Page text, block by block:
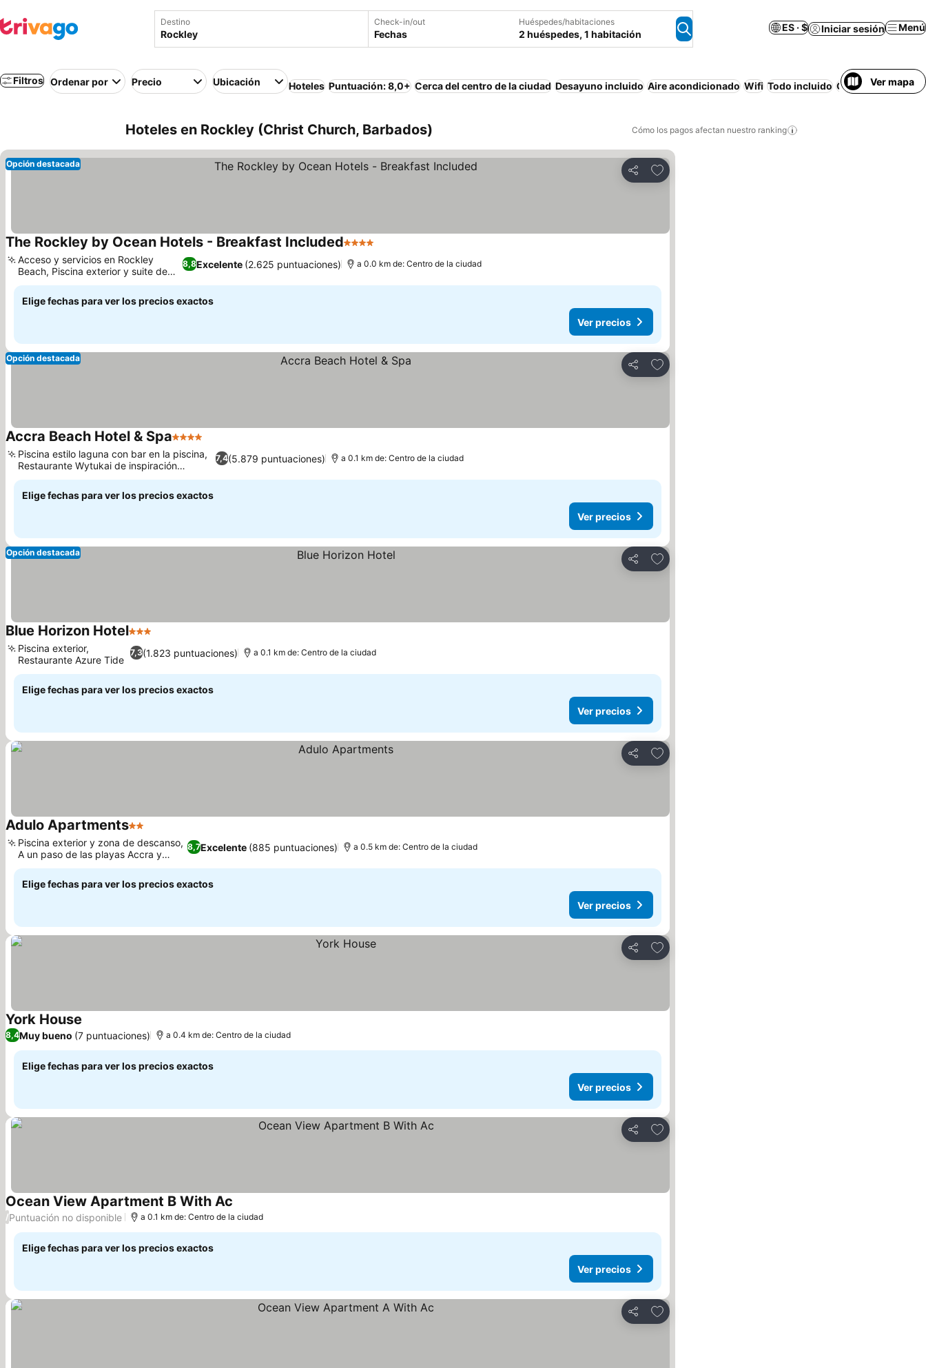
Destino Check-in/out
Fechas
Huéspedes/habitaciones
2 huéspedes, 1 habitación
ES · $ Iniciar sesión Menú
Filtros Ordenar por Precio Ubicación Hoteles Puntuación: 8,0+ Cerca del centro de la ciudad Desayuno incluido Aire acondicionado Wifi Todo incluido Casa oVer mapa
Hoteles en Rockley (Christ Church, Barbados) Cómo los pagos afectan nuestro ranking
Compartir
Agregar a favoritos
Opción destacada
The Rockley by Ocean Hotels - Breakfast Included4 Estrellas
8,8Excelente (2.625 puntuaciones)
Acceso y servicios en Rockley
Beach, Piscina exterior y suite de
hospitalidad
a 0.0 km de: Centro de la ciudad
Elige fechas para ver los precios exactos
Ver precios
Compartir
Agregar a favoritos
Opción destacada
Accra Beach Hotel & Spa4 Estrellas
7,4(5.879 puntuaciones)
Piscina estilo laguna con bar en la piscina,
Restaurante Wytukai de inspiración
polinesia
a 0.1 km de: Centro de la ciudad
Elige fechas para ver los precios exactos
Ver precios
Compartir
Agregar a favoritos
Opción destacada
Blue Horizon Hotel3 Estrellas
7,3(1.823 puntuaciones)
Piscina exterior,
Restaurante Azure Tide
a 0.1 km de: Centro de la ciudad
Elige fechas para ver los precios exactos
Ver precios
Compartir
Agregar a favoritos
Adulo Apartments2 Estrellas
8,7Excelente (885 puntuaciones)
Piscina exterior y zona de descanso,
A un paso de las playas Accra y
Rockley
a 0.5 km de: Centro de la ciudad
Elige fechas para ver los precios exactos
Ver precios
Compartir
Agregar a favoritos
York House
8,4Muy bueno (7 puntuaciones) a 0.4 km de: Centro de la ciudad
Elige fechas para ver los precios exactos
Ver precios
Compartir
Agregar a favoritos
Ocean View Apartment B With Ac
/Puntuación no disponible a 0.1 km de: Centro de la ciudad
Elige fechas para ver los precios exactos
Ver precios
Compartir
Agregar a favoritos